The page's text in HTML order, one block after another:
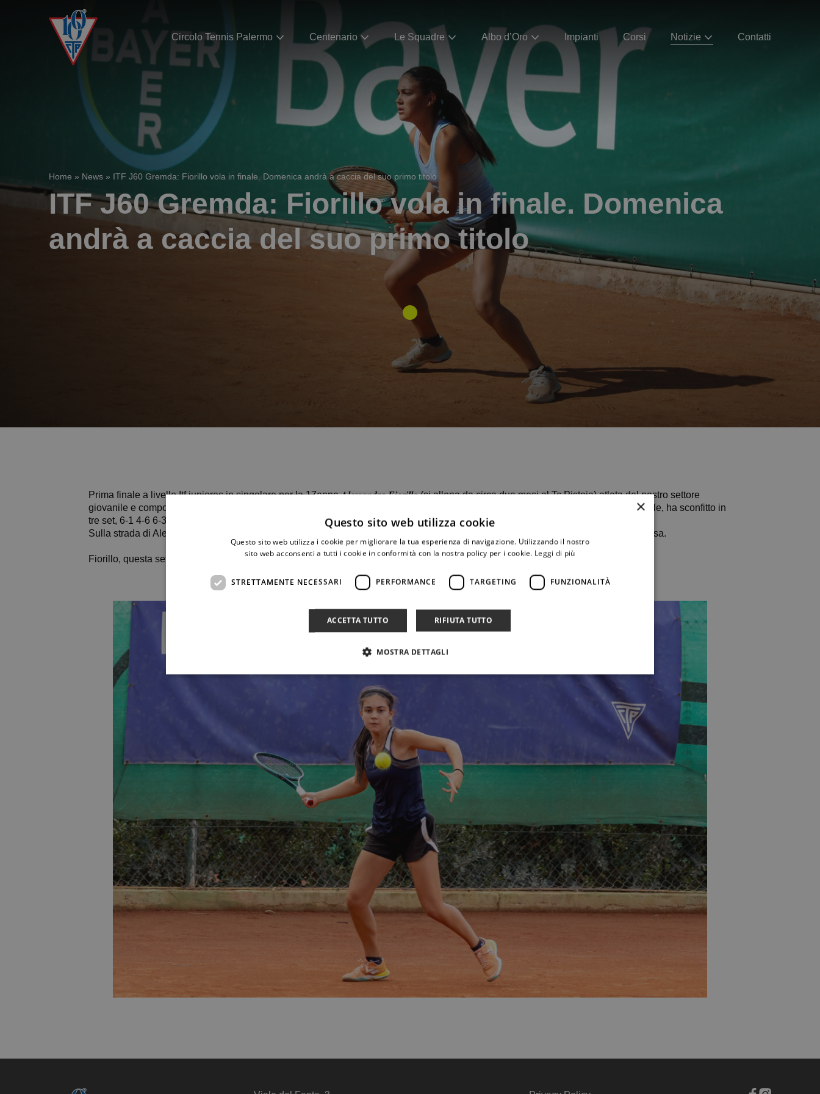
Circolo Tennis Palermo Centenario Le Squadre Albo d’Oro Impianti Corsi Notizie Contatti
Home » News » ITF J60 Gremda: Fiorillo vola in finale. Domenica andrà a caccia del suo primo titolo
ITF J60 Gremda: Fiorillo vola in finale. Domenica
andrà a caccia del suo primo titolo
Prima finale a livello Itf juniores in singolare per la 17enne 𝑨𝒍𝒆𝒔𝒔𝒂𝒏𝒅𝒓𝒂 𝑭𝒊𝒐𝒓𝒊𝒍𝒍𝒐 (si allena da circa due mesi al Tc Pistoia) atleta del nostro settore
giovanile e componente delle compagini di punta del Circolo Sul veloce outdoor di Gremda in Tunisia, ITF categoria 60, in semifinale, ha sconfitto in
tre set, 6-1 4-6 6-3, la 14enne francese Capucine Dournes.
Sulla strada di Alessandra, domenica 15 febbraio alle ore 9, ci sarà un’altra giocatrice francese ovvero la qualificata Noemy De Bessa.
Fiorillo, questa settimana, occupa la posizione numero 775 del ranking Itf under 18.
×
Questo sito web utilizza cookie
Questo sito web utilizza i cookie per migliorare la tua esperienza di navigazione. Utilizzando il nostro
sito web acconsenti a tutti i cookie in conformità con la nostra policy per i cookie. Leggi di più
STRETTAMENTE NECESSARI PERFORMANCE TARGETING FUNZIONALITÀ
ACCETTA TUTTO RIFIUTA TUTTO
MOSTRA DETTAGLI